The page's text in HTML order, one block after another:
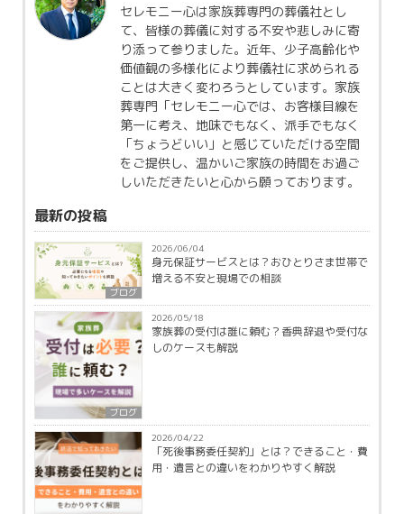
セレモニー心は家族葬専門の葬儀社とし
て、皆様の葬儀に対する不安や悲しみに寄
り添って参りました。近年、少子高齢化や
価値観の多様化により葬儀社に求められる
ことは大きく変わろうとしています。家族
葬専門「セレモニー心では、お客様目線を
第一に考え、地味でもなく、派手でもなく
「ちょうどいい」と感じていただける空間
をご提供し、温かいご家族の時間をお過ご
しいただきたいと心から願っております。
最新の投稿
ブログ
2026/06/04
身元保証サービスとは？おひとりさま世帯で
増える不安と現場での相談
ブログ
2026/05/18
家族葬の受付は誰に頼む？香典辞退や受付な
しのケースも解説
2026/04/22
「死後事務委任契約」とは？できること・費
用・遺言との違いをわかりやすく解説